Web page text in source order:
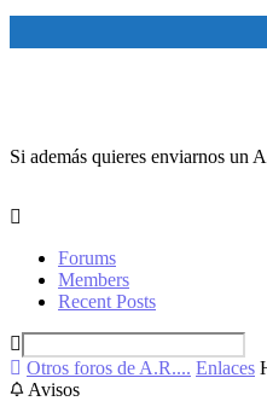
Si además quieres enviarnos un
Forums
Members
Recent Posts
Otros foros de A.R.... Enlaces
Avisos